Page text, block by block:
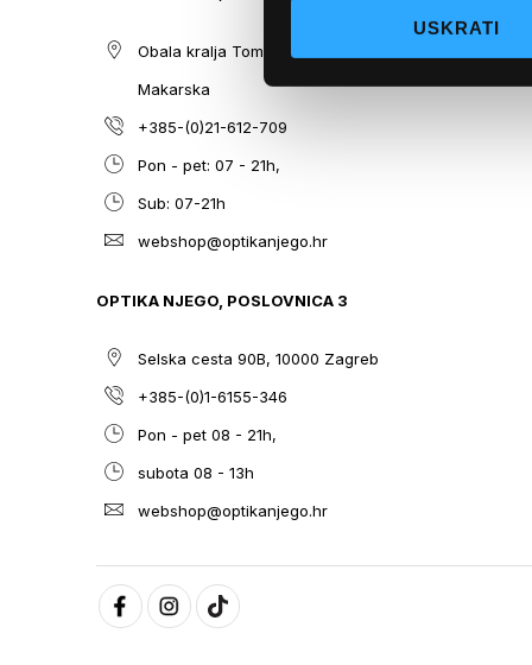
USKRATI
Obala kralja Tomislava 14, 21300
Makarska
+385-(0)21-612-709
Pon - pet: 07 - 21h,
Sub: 07-21h
webshop@optikanjego.hr
OPTIKA NJEGO, POSLOVNICA 3
Selska cesta 90B, 10000 Zagreb
+385-(0)1-6155-346
Pon - pet 08 - 21h,
subota 08 - 13h
webshop@optikanjego.hr